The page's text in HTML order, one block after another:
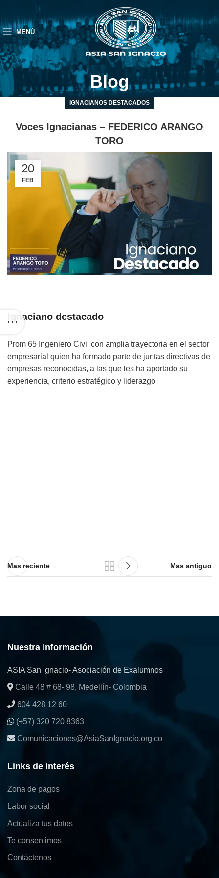
MENÚ
Blog
IGNACIANOS DESTACADOS
Voces Ignacianas – FEDERICO ARANGO
TORO
20
FEB
Ignaciano destacado
Prom 65 Ingeniero Civil con amplia trayectoria en el sector
empresarial quien ha formado parte de juntas directivas de
empresas reconocidas, a las que les ha aportado su
experiencia, criterio estratégico y liderazgo
Mas reciente Mas antiguo
Nuestra información
ASIA San Ignacio- Asociación de Exalumnos
Calle 48 # 68- 98, Medellín- Colombia
604 428 12 60
(+57) 320 720 8363
Comunicaciones@AsiaSanIgnacio.org.co
Links de interés
Zona de pagos
Labor social
Actualiza tus datos
Te consentimos
Contáctenos